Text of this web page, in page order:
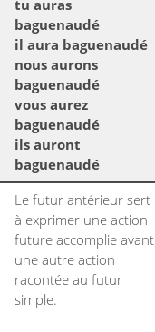
tu auras
baguenaudé
il aura baguenaudé
nous aurons
baguenaudé
vous aurez
baguenaudé
ils auront
baguenaudé
Le futur antérieur sert
à exprimer une action
future accomplie avant
une autre action
racontée au futur
simple.